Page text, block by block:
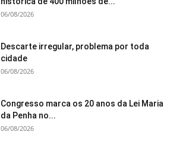
06/08/2026
Descarte irregular, problema por toda
cidade
06/08/2026
Congresso marca os 20 anos da Lei Maria
da Penha no...
06/08/2026